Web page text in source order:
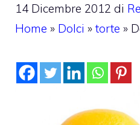
14 Dicembre 2012 di
Home » Dolci » torte »